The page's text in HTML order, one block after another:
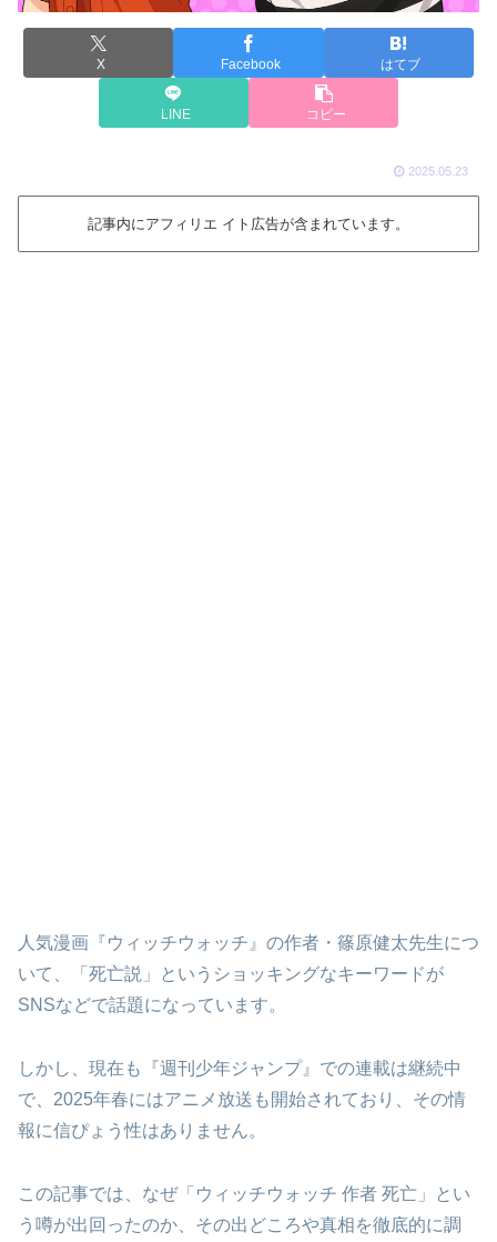
X Facebook はてブ
LINE コピー
2025.05.23
記事内にアフィリエ イト広告が含まれています。
人気漫画『ウィッチウォッチ』の作者・篠原健太先生につ
いて、「死亡説」というショッキングなキーワードが
SNSなどで話題になっています。
しかし、現在も『週刊少年ジャンプ』での連載は継続中
で、2025年春にはアニメ放送も開始されており、その情
報に信ぴょう性はありません。
この記事では、なぜ「ウィッチウォッチ 作者 死亡」とい
う噂が出回ったのか、その出どころや真相を徹底的に調